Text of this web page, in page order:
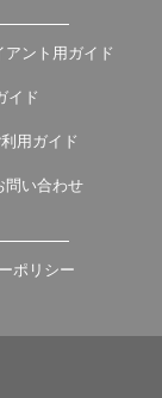
アント用ガイド
イド
用ガイド
問い合わせ
ポリシー